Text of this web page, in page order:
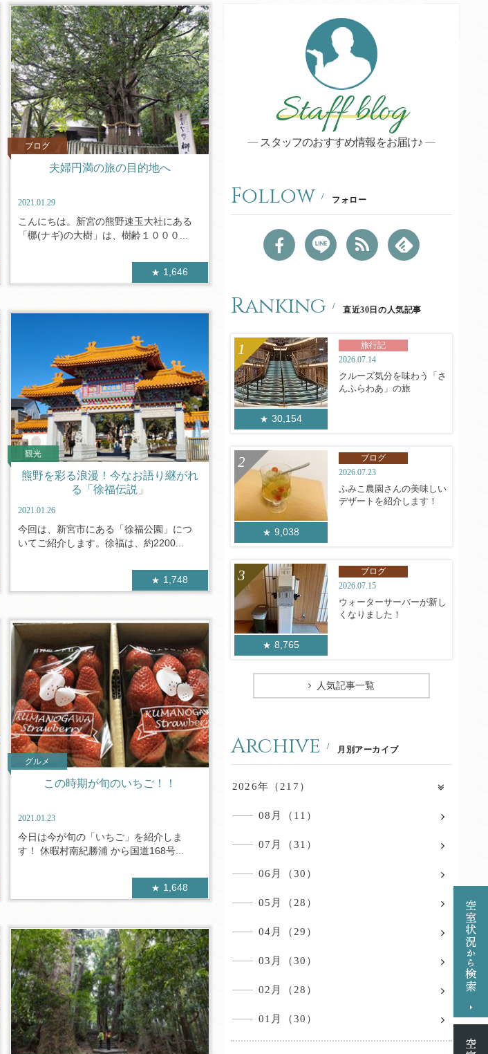
ブログ
夫婦円満の旅の目的地へ
2021.01.29
こんにちは。新宮の熊野速玉大社にある
「梛(ナギ)の大樹」は、樹齢１０００...
1,646
観光
熊野を彩る浪漫！今なお語り継がれ
る「徐福伝説」
2021.01.26
今回は、新宮市にある「徐福公園」につ
いてご紹介します。徐福は、約2200...
1,748
グルメ
この時期が旬のいちご！！
2021.01.23
今日は今が旬の「いちご」を紹介しま
す！ 休暇村南紀勝浦 から国道168号...
1,648
Staff blog
スタッフのおすすめ情報をお届け♪
Follow フォロー
Ranking 直近30日の人気記事
30,154
旅行記
2026.07.14
クルーズ気分を味わう「さ
んふらわあ」の旅
9,038
ブログ
2026.07.23
ふみこ農園さんの美味しい
デザートを紹介します！
8,765
ブログ
2026.07.15
ウォーターサーバーが新し
くなりました！
人気記事一覧
Archive 月別アーカイブ
2026年（217）
08月（11）
07月（31）
06月（30）
05月（28）
04月（29）
03月（30）
02月（28）
01月（30）